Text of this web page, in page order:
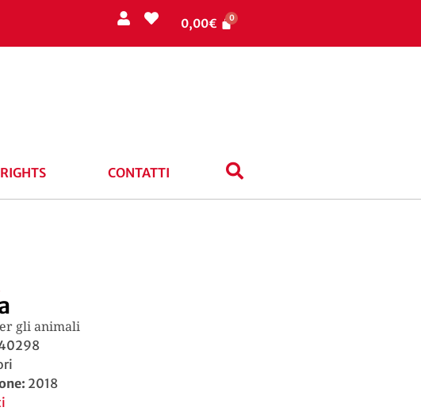
0,00€
RIGHTS CONTATTI
gli animali
2018